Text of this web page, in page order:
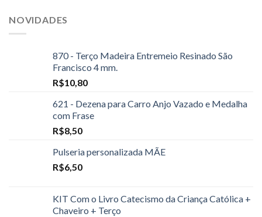
NOVIDADES
870 - Terço Madeira Entremeio Resinado São
Francisco 4 mm.
R$10,80
621 - Dezena para Carro Anjo Vazado e Medalha
com Frase
R$8,50
Pulseria personalizada MÃE
R$6,50
KIT Com o Livro Catecismo da Criança Católica +
Chaveiro + Terço